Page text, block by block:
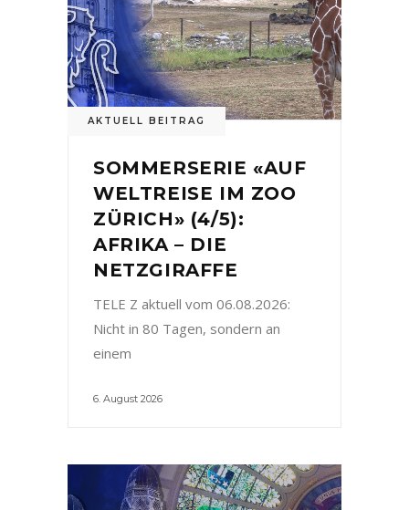
AKTUELL BEITRAG
SOMMERSERIE «AUF
WELTREISE IM ZOO
ZÜRICH» (4/5):
AFRIKA – DIE
NETZGIRAFFE
TELE Z aktuell vom 06.08.2026:
Nicht in 80 Tagen, sondern an
einem
6. August 2026